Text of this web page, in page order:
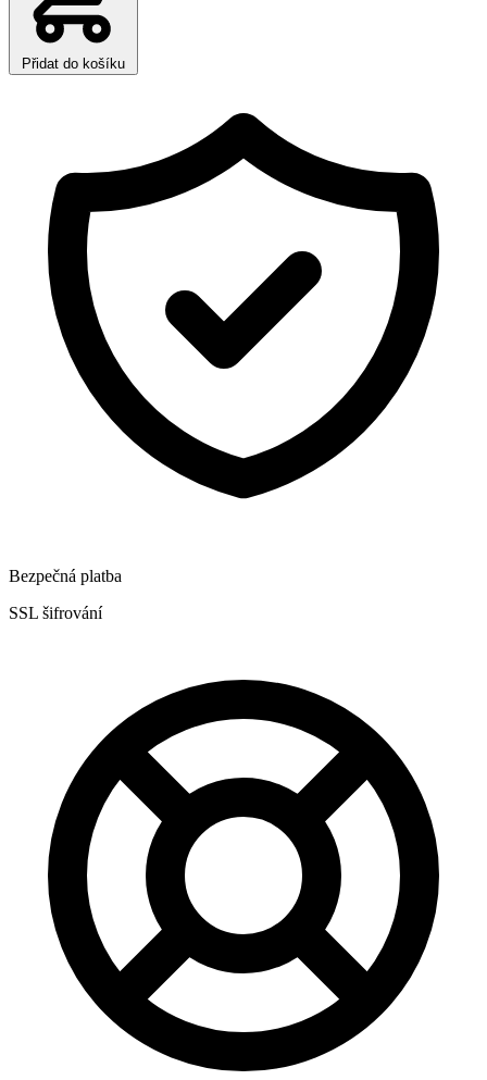
Přidat do košíku
Bezpečná platba
SSL šifrování